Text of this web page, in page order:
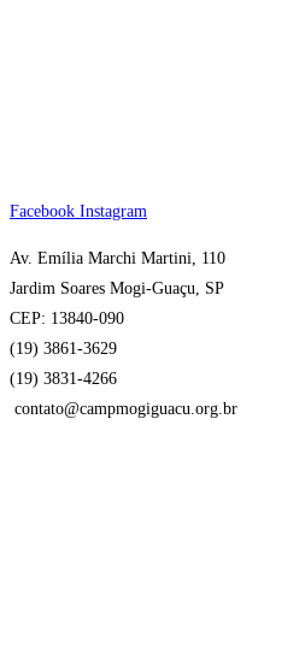
Facebook Instagram
Av. Emília Marchi Martini, 110
Jardim Soares Mogi-Guaçu, SP
CEP: 13840-090
(19) 3861-3629
(19) 3831-4266 ‎
contato@campmogiguacu.org.br